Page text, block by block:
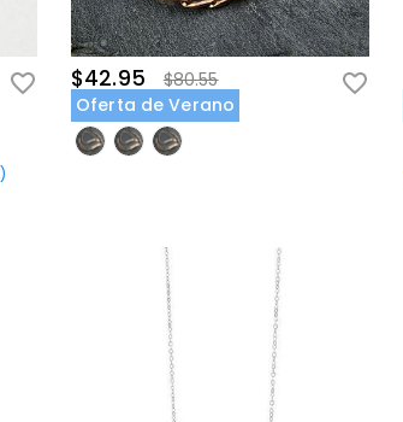
)
$42.95
$80.55
Oferta de Verano